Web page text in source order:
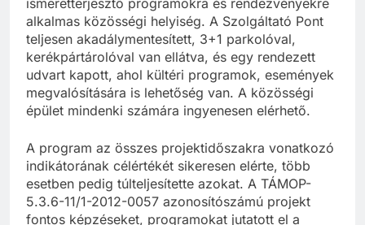
ismeretterjesztő programokra és rendezvényekre
alkalmas közösségi helyiség. A Szolgáltató Pont
teljesen akadálymentesített, 3+1 parkolóval,
kerékpártárolóval van ellátva, és egy rendezett
udvart kapott, ahol kültéri programok, események
megvalósítására is lehetőség van. A közösségi
épület mindenki számára ingyenesen elérhető.
A program az összes projektidőszakra vonatkozó
indikátorának célértékét sikeresen elérte, több
esetben pedig túlteljesítette azokat. A TÁMOP-
5.3.6-11/1-2012-0057 azonosítószámú projekt
fontos képzéseket, programokat jutatott el a